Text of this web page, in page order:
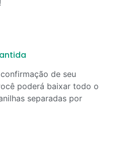
de seu
poderá baixar todo o
separadas por